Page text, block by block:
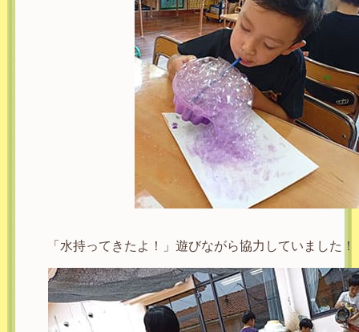
「水持ってきたよ！」遊びながら協力していました！